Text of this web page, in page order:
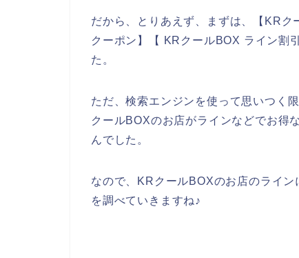
だから、とりあえず、まずは、【KRク
クーポン】【 KRクールBOX ライン割
た。
ただ、検索エンジンを使って思いつく
クールBOXのお店がラインなどでお得
んでした。
なので、KRクールBOXのお店のライ
を調べていきますね♪